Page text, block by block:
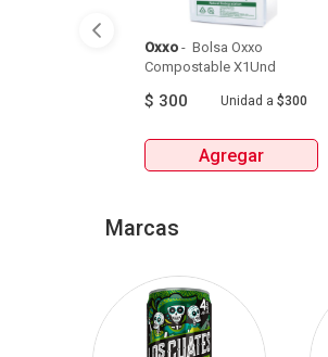
Oxxo - Bolsa Oxxo
$ 300 Unidad a $300
Agregar
Marcas